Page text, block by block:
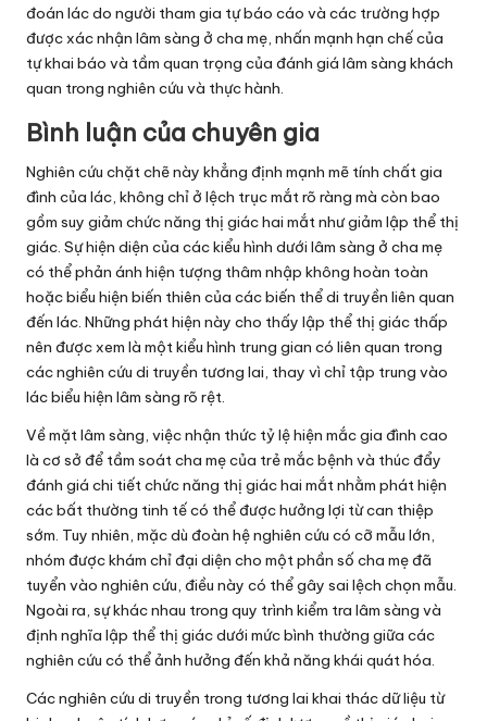
đoán lác do người tham gia tự báo cáo và các trường hợp
được xác nhận lâm sàng ở cha mẹ, nhấn mạnh hạn chế của
tự khai báo và tầm quan trọng của đánh giá lâm sàng khách
quan trong nghiên cứu và thực hành.
Bình luận của chuyên gia
Nghiên cứu chặt chẽ này khẳng định mạnh mẽ tính chất gia
đình của lác, không chỉ ở lệch trục mắt rõ ràng mà còn bao
gồm suy giảm chức năng thị giác hai mắt như giảm lập thể thị
giác. Sự hiện diện của các kiểu hình dưới lâm sàng ở cha mẹ
có thể phản ánh hiện tượng thâm nhập không hoàn toàn
hoặc biểu hiện biến thiên của các biến thể di truyền liên quan
đến lác. Những phát hiện này cho thấy lập thể thị giác thấp
nên được xem là một kiểu hình trung gian có liên quan trong
các nghiên cứu di truyền tương lai, thay vì chỉ tập trung vào
lác biểu hiện lâm sàng rõ rệt.
Về mặt lâm sàng, việc nhận thức tỷ lệ hiện mắc gia đình cao
là cơ sở để tầm soát cha mẹ của trẻ mắc bệnh và thúc đẩy
đánh giá chi tiết chức năng thị giác hai mắt nhằm phát hiện
các bất thường tinh tế có thể được hưởng lợi từ can thiệp
sớm. Tuy nhiên, mặc dù đoàn hệ nghiên cứu có cỡ mẫu lớn,
nhóm được khám chỉ đại diện cho một phần số cha mẹ đã
tuyển vào nghiên cứu, điều này có thể gây sai lệch chọn mẫu.
Ngoài ra, sự khác nhau trong quy trình kiểm tra lâm sàng và
định nghĩa lập thể thị giác dưới mức bình thường giữa các
nghiên cứu có thể ảnh hưởng đến khả năng khái quát hóa.
Các nghiên cứu di truyền trong tương lai khai thác dữ liệu từ